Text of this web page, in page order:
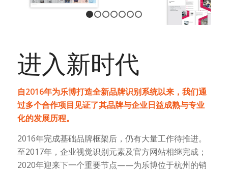
1 6 7
进入新时代
自2016年为乐博打造全新品牌识别系统以来，我们通
过多个合作项目见证了其品牌与企业日益成熟与专业
化的发展历程。
2016年完成基础品牌框架后，仍有大量工作待推进。
至2017年，企业视觉识别元素及官方网站相继完成；
2020年迎来下一个重要节点——为乐博位于杭州的销